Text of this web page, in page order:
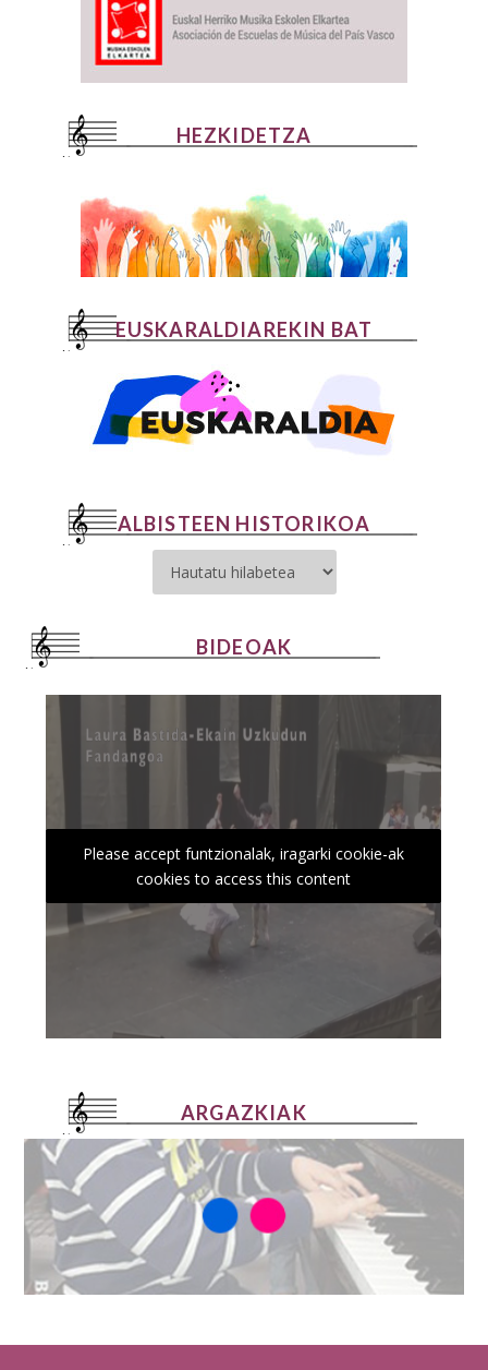
HEZKIDETZA
EUSKARALDIAREKIN BAT
ALBISTEEN HISTORIKOA
BIDEOAK
Please accept funtzionalak, iragarki cookie-ak
cookies to access this content
ARGAZKIAK